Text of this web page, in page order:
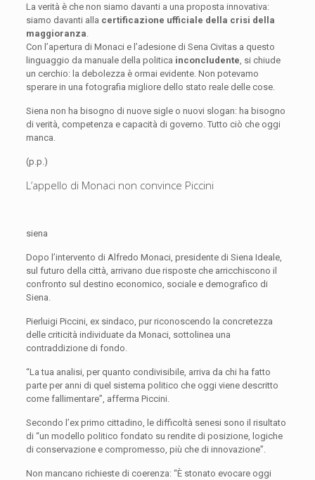
La verità è che non siamo davanti a una proposta innovativa:
siamo davanti alla certificazione ufficiale della crisi della
maggioranza
Con l’apertura di Monaci e l’adesione di Sena Civitas a questo
linguaggio da manuale della politica inconcludente , si chiude
un cerchio: la debolezza è ormai evidente. Non potevamo
sperare in una fotografia migliore dello stato reale delle cose.
Siena non ha bisogno di nuove sigle o nuovi slogan: ha bisogno
di verità, competenza e capacità di governo. Tutto ciò che oggi
manca.
(p.p.)
L’appello di Monaci non convince Piccini
siena
Dopo l’intervento di Alfredo Monaci, presidente di Siena Ideale,
sul futuro della città, arrivano due risposte che arricchiscono il
confronto sul destino economico, sociale e demografico di
Siena.
Pierluigi Piccini, ex sindaco, pur riconoscendo la concretezza
delle criticità individuate da Monaci, sottolinea una
contraddizione di fondo.
“La tua analisi, per quanto condivisibile, arriva da chi ha fatto
parte per anni di quel sistema politico che oggi viene descritto
come fallimentare”, afferma Piccini.
Secondo l’ex primo cittadino, le difficoltà senesi sono il risultato
di “un modello politico fondato su rendite di posizione, logiche
di conservazione e compromesso, più che di innovazione”.
Non mancano richieste di coerenza: “È stonato evocare oggi